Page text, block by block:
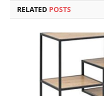
RELATED POSTS